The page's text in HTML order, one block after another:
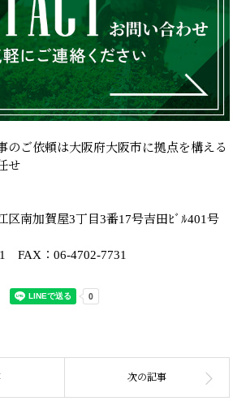
のご依頼は大阪府大阪市に拠点を構える
せ
区南加賀屋3丁目3番17号吉田ﾋﾞﾙ401号
FAX：06-4702-7731